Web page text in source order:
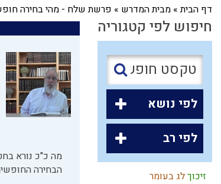
דף הבית» מבית המדרש » פרשת שלח - מהי בחירה
חיפוש לפי קטגוריה
לפי נושא
לפי רב
זיכוךלג בעומר
מה כ"כ נורא
הבחירה